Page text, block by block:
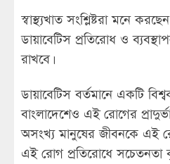
স্বাস্থ্যখাত সংশ্লিষ্টরা মনে
ডায়াবেটিস প্রতিরোধ ও
রাখবে।
ডায়াবেটিস বর্তমানে একটি
বাংলাদেশেও এই রোগের
অসংখ্য মানুষের জীবনকে এই
এই রোগ প্রতিরোধে সচেতনতা